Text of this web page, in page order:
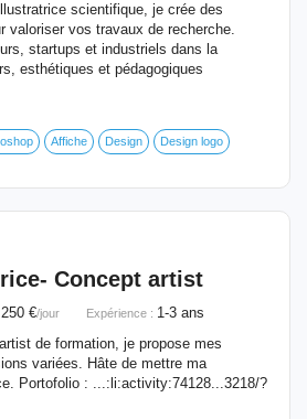
scientifique, je crée des
valoriser vos travaux de recherche.
startups et industriels dans la
esthétiques et pédagogiques
Affiche Design Design logo
Concept artist
€/jour Expérience : 1-3 ans
de formation, je propose mes
variées. Hâte de mettre ma
Portofolio : ...:li:activity:74128...3218/?